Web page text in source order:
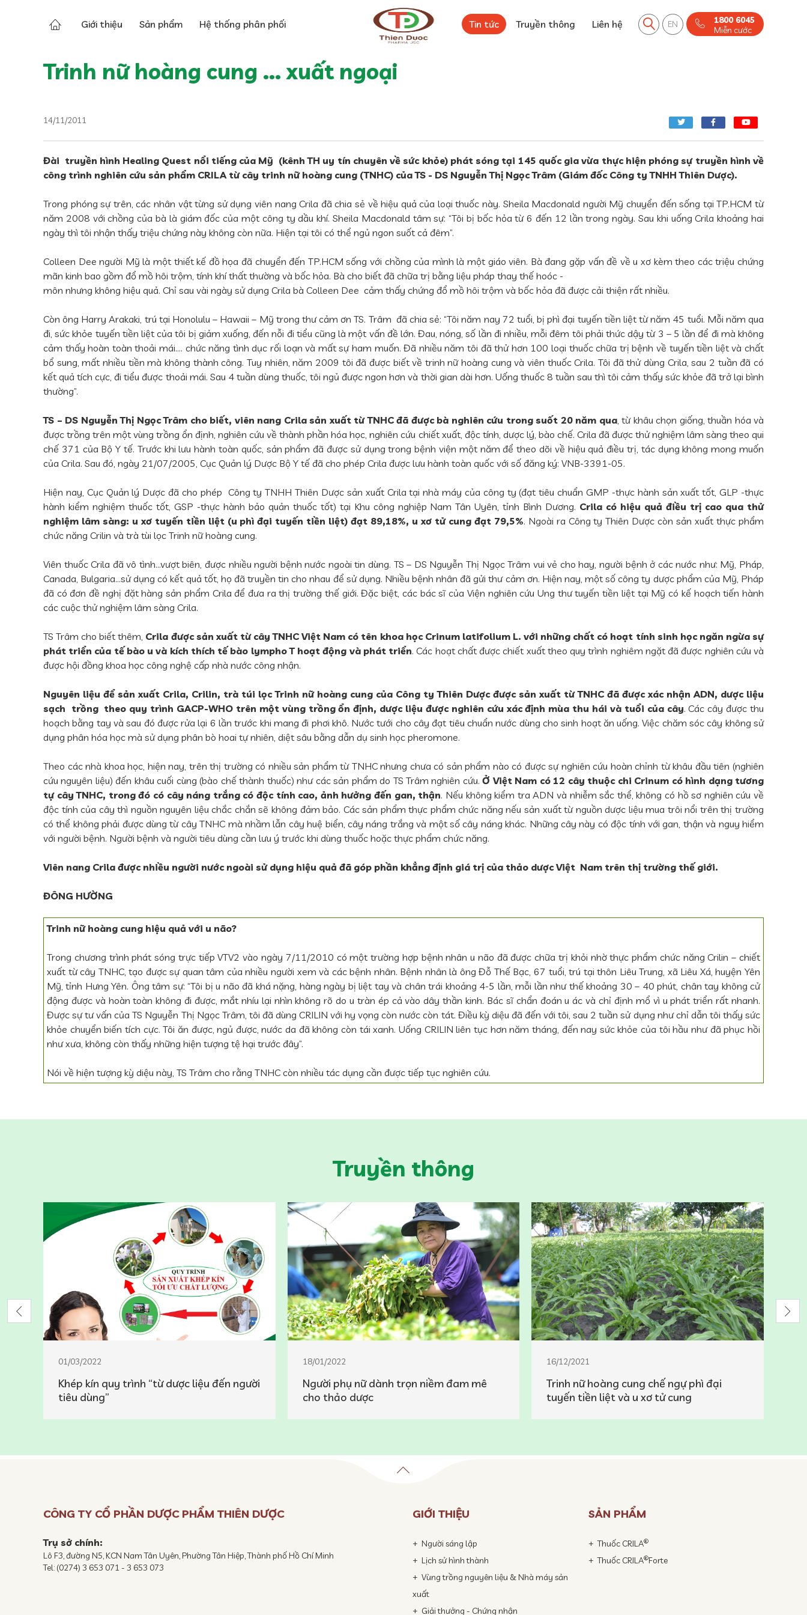
Giới thiệu Sản phẩm Hệ thống phân phối Tin tức Truyền thông Liên hệ EN
1800 6045
Miễn cước
Trinh nữ hoàng cung ... xuất ngoại
14/11/2011
Đài truyền hình Healing Quest nổi tiếng của Mỹ (kênh TH uy tín chuyên về sức khỏe) phát sóng tại 145 quốc gia vừa thực hiện phóng sự truyền hình về
công trình nghiên cứu sản phẩm CRILA từ cây trinh nữ hoàng cung (TNHC) của TS - DS Nguyễn Thị Ngọc Trâm (Giám đốc Công ty TNHH Thiên Dược).
Trong phóng sự trên, các nhân vật từng sử dụng viên nang Crila đã chia sẻ về hiệu quả của loại thuốc này. Sheila Macdonald người Mỹ chuyển đến sống tại TP.HCM từ
năm 2008 với chồng của bà là giám đốc của một công ty dầu khí. Sheila Macdonald tâm sự: “Tôi bị bốc hỏa từ 6 đến 12 lần trong ngày. Sau khi uống Crila khoảng hai
ngày thì tôi nhận thấy triệu chứng này không còn nữa. Hiện tại tôi có thể ngủ ngon suốt cả đêm”.
Colleen Dee người Mỹ là một thiết kế đồ họa đã chuyển đến TP.HCM sống với chồng của mình là một giáo viên. Bà đang gặp vấn đề về u xơ kèm theo các triệu chứng
mãn kinh bao gồm đổ mồ hôi trộm, tính khí thất thường và bốc hỏa. Bà cho biết đã chữa trị bằng liệu pháp thay thế hoóc -
môn nhưng không hiệu quả. Chỉ sau vài ngày sử dụng Crila bà Colleen Dee cảm thấy chứng đổ mồ hôi trộm và bốc hỏa đã được cải thiện rất nhiều.
Còn ông Harry Arakaki, trú tại Honolulu – Hawaii – Mỹ trong thư cảm ơn TS. Trâm đã chia sẻ: “Tôi năm nay 72 tuổi, bị phì đại tuyến tiền liệt từ năm 45 tuổi. Mỗi năm qua
đi, sức khỏe tuyến tiền liệt của tôi bị giảm xuống, đến nỗi đi tiểu cũng là một vấn đề lớn. Đau, nóng, số lần đi nhiều, mỗi đêm tôi phải thức dậy từ 3 – 5 lần để đi mà không
cảm thấy hoàn toàn thoải mái…. chức năng tình dục rối loạn và mất sự ham muốn. Đã nhiều năm tôi đã thử hơn 100 loại thuốc chữa trị bệnh về tuyến tiền liệt và chất
bổ sung, mất nhiều tiền mà không thành công. Tuy nhiên, năm 2009 tôi đã được biết về trinh nữ hoàng cung và viên thuốc Crila. Tôi đã thử dùng Crila, sau 2 tuần đã có
kết quả tích cực, đi tiểu được thoải mái. Sau 4 tuần dùng thuốc, tôi ngủ được ngon hơn và thời gian dài hơn. Uống thuốc 8 tuần sau thì tôi cảm thấy sức khỏe đã trở lại bình
thường”.
TS – DS Nguyễn Thị Ngọc Trâm cho biết, viên nang Crila sản xuất từ TNHC đã được bà nghiên cứu trong suốt 20 năm qua, từ khâu chọn giống, thuần hóa và
được trồng trên một vùng trồng ổn định, nghiên cứu về thành phần hóa học, nghiên cứu chiết xuất, độc tính, dược lý, bào chế. Crila đã được thử nghiệm lâm sàng theo qui
chế 371 của Bộ Y tế. Trước khi lưu hành toàn quốc, sản phẩm đã được sử dụng trong bệnh viện một năm để theo dõi về hiệu quả điều trị, tác dụng không mong muốn
của Crila. Sau đó, ngày 21/07/2005, Cục Quản lý Dược Bộ Y tế đã cho phép Crila được lưu hành toàn quốc với số đăng ký: VNB-3391-05.
Hiện nay, Cục Quản lý Dược đã cho phép Công ty TNHH Thiên Dược sản xuất Crila tại nhà máy của công ty (đạt tiêu chuẩn GMP -thực hành sản xuất tốt, GLP -thực
hành kiểm nghiệm thuốc tốt, GSP -thực hành bảo quản thuốc tốt) tại Khu công nghiệp Nam Tân Uyên, tỉnh Bình Dương. Crila có hiệu quả điều trị cao qua thử
nghiệm lâm sàng: u xơ tuyến tiền liệt (u phì đại tuyến tiền liệt) đạt 89,18%, u xơ tử cung đạt 79,5%. Ngoài ra Công ty Thiên Dược còn sản xuất thực phẩm
chức năng Crilin và trà tùi lọc Trinh nữ hoàng cung.
Viên thuốc Crila đã vô tình…vượt biên, được nhiều người bệnh nước ngoài tin dùng. TS – DS Nguyễn Thị Ngọc Trâm vui vẻ cho hay, người bệnh ở các nước như: Mỹ, Pháp,
Canada, Bulgaria…sử dụng có kết quả tốt, họ đã truyền tin cho nhau để sử dụng. Nhiều bệnh nhân đã gửi thư cảm ơn. Hiện nay, một số công ty dược phẩm của Mỹ, Pháp
đã có đơn đề nghị đặt hàng sản phẩm Crila để đưa ra thị trường thế giới. Đặc biệt, các bác sĩ của Viện nghiên cứu Ung thư tuyến tiền liệt tại Mỹ có kế hoạch tiến hành
các cuộc thử nghiệm lâm sàng Crila.
TS Trâm cho biết thêm, Crila được sản xuất từ cây TNHC Việt Nam có tên khoa học Crinum latifolium L. với những chất có hoạt tính sinh học ngăn ngừa sự
phát triển của tế bào u và kích thích tế bào lympho T hoạt động và phát triển. Các hoạt chất được chiết xuất theo quy trình nghiêm ngặt đã được nghiên cứu và
được hội đồng khoa học công nghệ cấp nhà nước công nhận.
Nguyên liệu để sản xuất Crila, Crilin, trà túi lọc Trinh nữ hoàng cung của Công ty Thiên Dược được sản xuất từ TNHC đã được xác nhận ADN, dược liệu
sạch trồng theo quy trình GACP-WHO trên một vùng trồng ổn định, dược liệu được nghiên cứu xác định mùa thu hái và tuổi của cây. Các cây được thu
hoạch bằng tay và sau đó được rửa lại 6 lần trước khi mang đi phơi khô. Nước tưới cho cây đạt tiêu chuẩn nước dùng cho sinh hoạt ăn uống. Việc chăm sóc cây không sử
dụng phân hóa học mà sử dụng phân bò hoai tự nhiên, diệt sâu bằng dẫn dụ sinh học pheromone.
Theo các nhà khoa học, hiện nay, trên thị trường có nhiều sản phẩm từ TNHC nhưng chưa có sản phẩm nào có được sự nghiên cứu hoàn chỉnh từ khâu đầu tiên (nghiên
cứu nguyên liệu) đến khâu cuối cùng (bào chế thành thuốc) như các sản phẩm do TS Trâm nghiên cứu.Ở Việt Nam có 12 cây thuộc chi Crinum có hình dạng tương
tự cây TNHC, trong đó có cây náng trắng có độc tính cao, ảnh hưởng đến gan, thận. Nếu không kiểm tra ADN và nhiễm sắc thể, không có hồ sơ nghiên cứu về
độc tính của cây thì nguồn nguyên liệu chắc chắn sẽ không đảm bảo. Các sản phẩm thực phẩm chức năng nếu sản xuất từ nguồn dược liệu mua trôi nổi trên thị trường
có thể không phải được dùng từ cây TNHC mà nhầm lẫn cây huệ biển, cây náng trắng và một số cây náng khác. Những cây này có độc tính với gan, thận và nguy hiểm
với người bệnh. Người bệnh và người tiêu dùng cần lưu ý trước khi dùng thuốc hoặc thực phẩm chức năng.
Viên nang Crila được nhiều người nước ngoài sử dụng hiệu quả đã góp phần khẳng định giá trị của thảo dược Việt Nam trên thị trường thế giới.
ĐÔNG HƯỜNG
Trinh nữ hoàng cung hiệu quả với u não?
Trong chương trình phát sóng trực tiếp VTV2 vào ngày 7/11/2010 có một trường hợp bệnh nhân u não đã được chữa trị khỏi nhờ thực phẩm chức năng Crilin – chiết
xuất từ cây TNHC, tạo được sự quan tâm của nhiều người xem và các bệnh nhân. Bệnh nhân là ông Đỗ Thế Bạc, 67 tuổi, trú tại thôn Liêu Trung, xã Liêu Xá, huyện Yên
Mỹ, tỉnh Hưng Yên. Ông tâm sự: “Tôi bị u não đã khá nặng, hàng ngày bị liệt tay và chân trái khoảng 4-5 lần, mỗi lần như thế khoảng 30 – 40 phút, chân tay không cử
động được và hoàn toàn không đi được, mắt nhíu lại nhìn không rõ do u tràn ép cả vào dây thần kinh. Bác sĩ chẩn đoán u ác và chỉ định mổ vì u phát triển rất nhanh.
Được sự tư vấn của TS Nguyễn Thị Ngọc Trâm, tôi đã dùng CRILIN với hy vọng còn nước còn tát. Điều kỳ diệu đã đến với tôi, sau 2 tuần sử dụng như chỉ dẫn tôi thấy sức
khỏe chuyển biến tích cực. Tôi ăn được, ngủ được, nước da đã không còn tái xanh. Uống CRILIN liên tục hơn năm tháng, đến nay sức khỏe của tôi hầu như đã phục hồi
như xưa, không còn thấy những hiện tượng tệ hại trước đây”.
Nói về hiện tượng kỳ diệu này, TS Trâm cho rằng TNHC còn nhiều tác dụng cần được tiếp tục nghiên cứu.
Truyền thông
01/03/2022
Khép kín quy trình “từ dược liệu đến người
tiêu dùng”
18/01/2022
Người phụ nữ dành trọn niềm đam mê
cho thảo dược
16/12/2021
Trinh nữ hoàng cung chế ngự phì đại
tuyến tiền liệt và u xơ tử cung
CÔNG TY CỔ PHẦN DƯỢC PHẨM THIÊN DƯỢC
Trụ sở chính:
Lô F3, đường N5, KCN Nam Tân Uyên, Phường Tân Hiệp, Thành phố Hồ Chí Minh
Tel: (0274) 3 653 071 - 3 653 073
GIỚI THIỆU
Người sáng lập
Lịch sử hình thành
Vùng trồng nguyên liệu & Nhà máy sản
xuất
Giải thưởng - Chứng nhận
SẢN PHẨM
Thuốc CRILA®
Thuốc CRILA®Forte